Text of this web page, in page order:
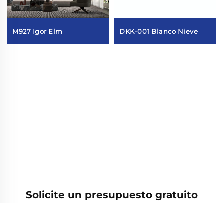
M927 Igor Elm DKK-001 Blanco Nieve
Solicite un presupuesto gratuito